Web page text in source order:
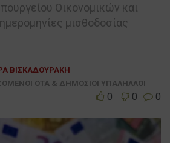
Οικονομικών και
μισθοδοσίας
ΒΙΣΚΑΔΟΥΡΑΚΗ
ΟΤΑ & ΔΗΜΟΣΙΟΙ ΥΠΑΛΗΛΛΟΙ
0 0 0